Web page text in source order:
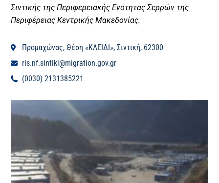
Σιντικής της Περιφερειακής Ενότητας Σερρών της
Περιφέρειας Κεντρικής Μακεδονίας.
Προμαχώνας, Θέση «ΚΛΕΙΔΙ», Σιντική, 62300
ris.nf.sintiki@migration.gov.gr
(0030) 2131385221